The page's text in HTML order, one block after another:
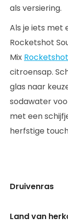
als versiering.
Als je iets met
Rocketshot
Mix
citroensap.
glas naar
sodawater
met een
herfstige
Druivenras
Land van